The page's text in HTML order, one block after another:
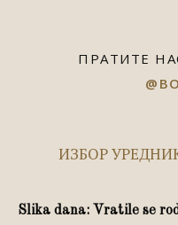
ПРАТИТЕ
ИЗБОР
Slika dana: Vratile se